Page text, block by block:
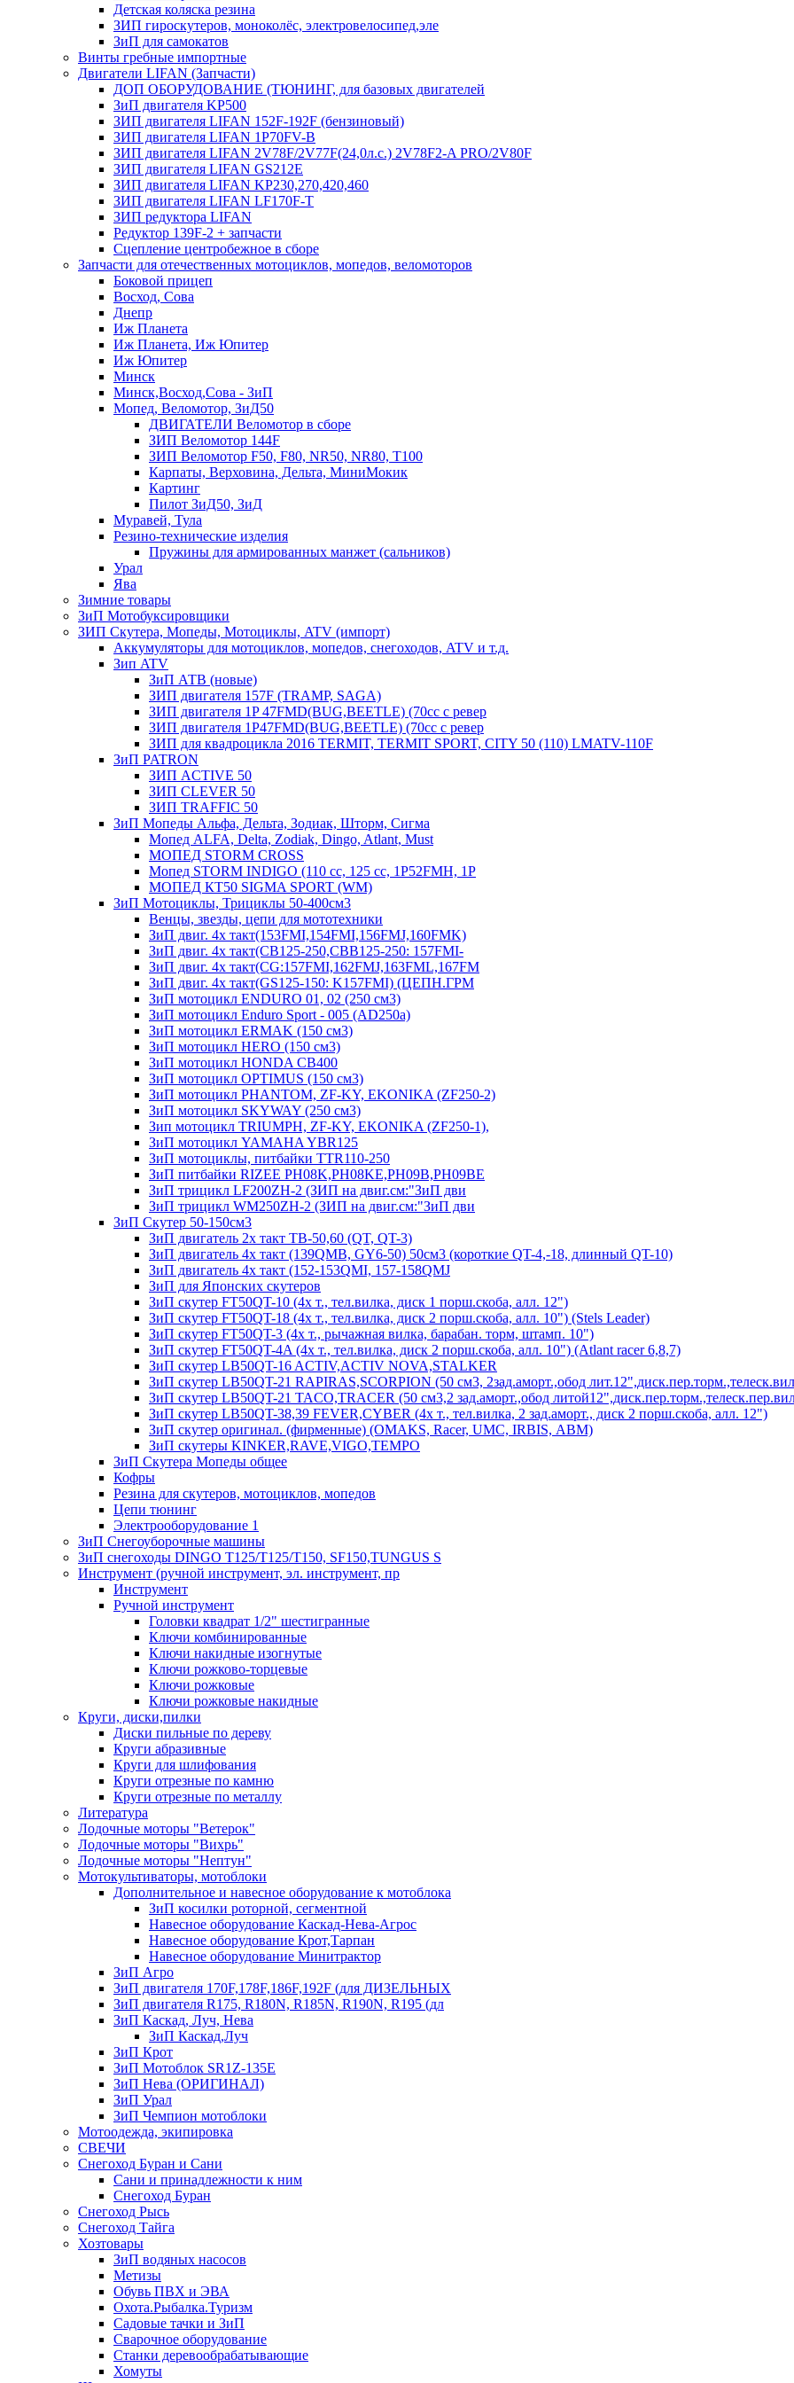
Детская коляска резина
ЗИП гироскутеров, моноколёс, электровелосипед,эле
ЗиП для самокатов
Винты гребные импортные
Двигатели LIFAN (Запчасти)
ДОП ОБОРУДОВАНИЕ (ТЮНИНГ, для базовых двигателей
ЗиП двигателя KP500
ЗИП двигателя LIFAN 152F-192F (бензиновый)
ЗИП двигателя LIFAN 1P70FV-B
ЗИП двигателя LIFAN 2V78F/2V77F(24,0л.с.) 2V78F2-A PRO/2V80F
ЗИП двигателя LIFAN GS212E
ЗИП двигателя LIFAN KP230,270,420,460
ЗИП двигателя LIFAN LF170F-T
ЗИП редуктора LIFAN
Редуктор 139F-2 + запчасти
Сцепление центробежное в сборе
Запчасти для отечественных мотоциклов, мопедов, веломоторов
Боковой прицеп
Восход, Сова
Днепр
Иж Планета
Иж Планета, Иж Юпитер
Иж Юпитер
Минск
Минск,Восход,Сова - ЗиП
Мопед, Веломотор, ЗиД50
ДВИГАТЕЛИ Веломотор в сборе
ЗИП Веломотор 144F
ЗИП Веломотор F50, F80, NR50, NR80, T100
Карпаты, Верховина, Дельта, МиниМокик
Картинг
Пилот ЗиД50, ЗиД
Муравей, Тула
Резино-технические изделия
Пружины для армированных манжет (сальников)
Урал
Ява
Зимние товары
ЗиП Мотобуксировщики
ЗИП Скутера, Мопеды, Мотоциклы, ATV (импорт)
Аккумуляторы для мотоциклов, мопедов, снегоходов, ATV и т.д.
Зип ATV
ЗиП АТВ (новые)
ЗИП двигателя 157F (TRAMP, SAGA)
ЗИП двигателя 1P 47FMD(BUG,BEETLE) (70cc с ревер
ЗИП двигателя 1P47FMD(BUG,BEETLE) (70cc с ревер
ЗИП для квадроцикла 2016 TERMIT, TERMIT SPORT, CITY 50 (110) LMATV-110F
ЗиП PATRON
ЗИП ACTIVE 50
ЗИП CLEVER 50
ЗИП TRAFFIC 50
ЗиП Мопеды Альфа, Дельта, Зодиак, Шторм, Сигма
Мопед ALFA, Delta, Zodiak, Dingo, Atlant, Must
МОПЕД STORM CROSS
Мопед STORM INDIGO (110 сс, 125 cc, 1P52FMH, 1P
МОПЕД КТ50 SIGMA SPORT (WM)
ЗиП Мотоциклы, Трициклы 50-400см3
Венцы, звезды, цепи для мототехники
ЗиП двиг. 4х такт(153FMI,154FMI,156FMJ,160FMK)
ЗиП двиг. 4х такт(CB125-250,CBB125-250: 157FMI-
ЗиП двиг. 4х такт(CG:157FMI,162FMJ,163FML,167FM
ЗиП двиг. 4х такт(GS125-150: K157FMI) (ЦЕПН.ГРМ
ЗиП мотоцикл ENDURO 01, 02 (250 см3)
ЗиП мотоцикл Enduro Sport - 005 (AD250a)
ЗиП мотоцикл ERMAK (150 см3)
ЗиП мотоцикл HERO (150 см3)
ЗиП мотоцикл HONDA CB400
ЗиП мотоцикл OPTIMUS (150 см3)
ЗиП мотоцикл PHANTOM, ZF-KY, EKONIKA (ZF250-2)
ЗиП мотоцикл SKYWAY (250 см3)
Зип мотоцикл TRIUMPH, ZF-KY, EKONIKA (ZF250-1),
ЗиП мотоцикл YAMAHA YBR125
ЗиП мотоциклы, питбайки TTR110-250
ЗиП питбайки RIZEE PH08K,PH08KE,PH09B,PH09BE
ЗиП трицикл LF200ZH-2 (ЗИП на двиг.см:"ЗиП дви
ЗиП трицикл WM250ZH-2 (ЗИП на двиг.см:"ЗиП дви
ЗиП Скутер 50-150см3
ЗиП двигатель 2х такт ТВ-50,60 (QT, QT-3)
ЗиП двигатель 4х такт (139QMB, GY6-50) 50см3 (короткие QT-4,-18, длинный QT-10)
ЗиП двигатель 4х такт (152-153QMI, 157-158QMJ
ЗиП для Японских скутеров
ЗиП скутер FT50QT-10 (4х т., тел.вилка, диск 1 порш.скоба, алл. 12")
ЗиП скутер FT50QT-18 (4х т., тел.вилка, диск 2 порш.скоба, алл. 10") (Stels Leader)
ЗиП скутер FT50QT-3 (4х т., рычажная вилка, барабан. торм, штамп. 10")
ЗиП скутер FT50QT-4A (4х т., тел.вилка, диск 2 порш.скоба, алл. 10") (Atlant racer 6,8,7)
ЗиП скутер LB50QT-16 ACTIV,ACTIV NOVA,STALKER
ЗиП скутер LB50QT-21 RAPIRAS,SCORPION (50 см3, 2зад.аморт.,обод
ЗиП скутер LB50QT-21 TACO,TRACER (50 см3,2 зад.аморт.,обод
ЗиП скутер LB50QT-38,39 FEVER,CYBER (4х т., тел.вилка, 2 зад.аморт., диск 2 порш.скоба, алл. 12")
ЗиП скутер оригинал. (фирменные) (OMAKS, Racer, UMC, IRBIS, АВМ)
ЗиП скутеры KINKER,RAVE,VIGO,TEMPO
ЗиП Скутера Мопеды общее
Кофры
Резина для скутеров, мотоциклов, мопедов
Цепи тюнинг
Электрооборудование 1
ЗиП Снегоуборочные машины
ЗиП снегоходы DINGO T125/T125/T150, SF150,TUNGUS S
Инструмент (ручной инструмент, эл. инструмент, пр
Инструмент
Ручной инструмент
Головки квадрат 1/2" шестигранные
Ключи комбинированные
Ключи накидные изогнутые
Ключи рожково-торцевые
Ключи рожковые
Ключи рожковые накидные
Круги, диски,пилки
Диски пильные по дереву
Круги абразивные
Круги для шлифования
Круги отрезные по камню
Круги отрезные по металлу
Литература
Лодочные моторы "Ветерок"
Лодочные моторы "Вихрь"
Лодочные моторы "Нептун"
Мотокультиваторы, мотоблоки
Дополнительное и навесное оборудование к мотоблока
ЗиП косилки роторной, сегментной
Навесное оборудование Каскад-Нева-Агрос
Навесное оборудование Крот,Тарпан
Навесное оборудование Минитрактор
ЗиП Агро
ЗиП двигателя 170F,178F,186F,192F (для ДИЗЕЛЬНЫХ
ЗиП двигателя R175, R180N, R185N, R190N, R195 (дл
ЗиП Каскад, Луч, Нева
ЗиП Каскад,Луч
ЗиП Крот
ЗиП Мотоблок SR1Z-135E
ЗиП Нева (ОРИГИНАЛ)
ЗиП Урал
ЗиП Чемпион мотоблоки
Мотоодежда, экипировка
СВЕЧИ
Снегоход Буран и Сани
Сани и принадлежности к ним
Снегоход Буран
Снегоход Рысь
Снегоход Тайга
Хозтовары
ЗиП водяных насосов
Метизы
Обувь ПВХ и ЭВА
Охота.Рыбалка.Туризм
Садовые тачки и ЗиП
Сварочное оборудование
Станки деревообрабатывающие
Хомуты